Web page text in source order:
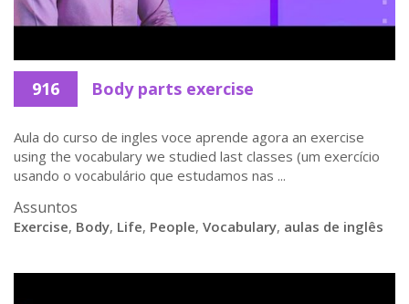
916 Body parts exercise
Aula do curso de ingles voce aprende agora an exercise
using the vocabulary we studied last classes (um exercício
usando o vocabulário que estudamos nas ...
Assuntos
Exercise, Body, Life, People, Vocabulary, aulas de inglês